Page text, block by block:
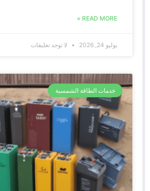
READ MORE »
يوليو 24, 2026 لا توجد تعليقات
خدمات الطاقة الشمسية